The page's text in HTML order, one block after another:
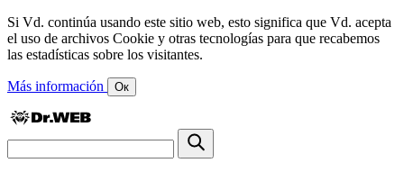
Si Vd. continúa usando este sitio web, esto significa que Vd. acepta
el uso de archivos Cookie y otras tecnologías para que recabemos
las estadísticas sobre los visitantes.
Más información Ок